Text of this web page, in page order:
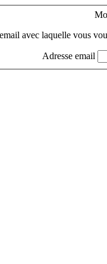
avec laquelle vous
Adresse email